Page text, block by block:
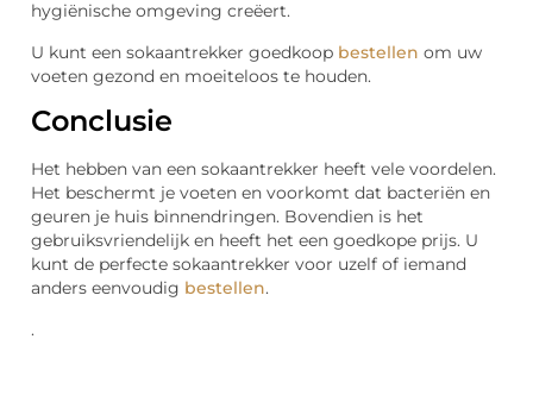
hygiënische omgeving creëert.
U kunt een sokaantrekker goedkoop bestellen om uw
voeten gezond en moeiteloos te houden.
Conclusie
Het hebben van een sokaantrekker heeft vele voordelen.
Het beschermt je voeten en voorkomt dat bacteriën en
geuren je huis binnendringen. Bovendien is het
gebruiksvriendelijk en heeft het een goedkope prijs. U
kunt de perfecte sokaantrekker voor uzelf of iemand
anders eenvoudig bestellen.
.